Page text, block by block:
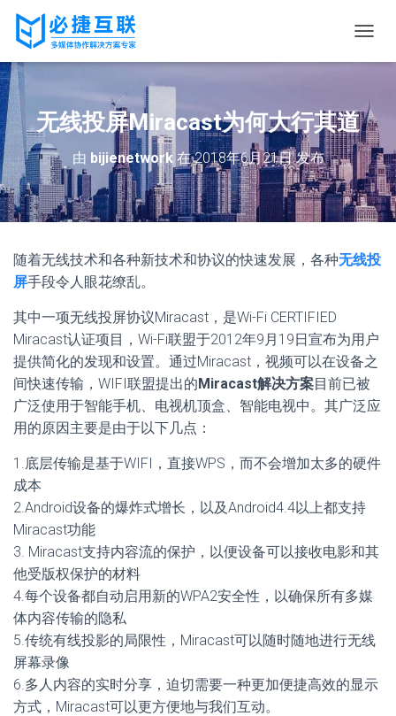
换
无线投屏Miracast为何大行其道
由 bijienetwork在2018年6月21日发布
随着无线技术和各种新技术和协议的快速发展，各种无线投
屏手段令人眼花缭乱。
其中一项无线投屏协议Miracast，是Wi-Fi CERTIFIED
Miracast认证项目，Wi-Fi联盟于2012年9月19日宣布为用户
提供简化的发现和设置。通过Miracast，视频可以在设备之
间快速传输，WIFI联盟提出的Miracast解决方案目前已被
广泛使用于智能手机、电视机顶盒、智能电视中。其广泛应
用的原因主要是由于以下几点：
1.底层传输是基于WIFI，直接WPS，而不会增加太多的硬件
成本
2.Android设备的爆炸式增长，以及Android4.4以上都支持
Miracast功能
3. Miracast支持内容流的保护，以便设备可以接收电影和其
他受版权保护的材料
4.每个设备都自动启用新的WPA2安全性，以确保所有多媒
体内容传输的隐私
5.传统有线投影的局限性，Miracast可以随时随地进行无线
屏幕录像
6.多人内容的实时分享，迫切需要一种更加便捷高效的显示
方式，Miracast可以更方便地与我们互动。